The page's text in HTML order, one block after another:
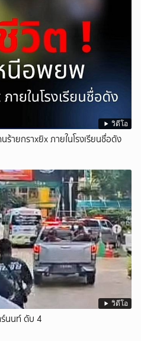
วิดีโอ
ายกราxยิx ภายในโรงเรียนชื่อดัง
วิดีโอ
ร์นนท์ ดับ 4